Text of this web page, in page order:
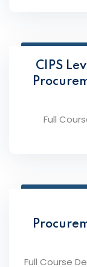
CIPS
Full
Full Course